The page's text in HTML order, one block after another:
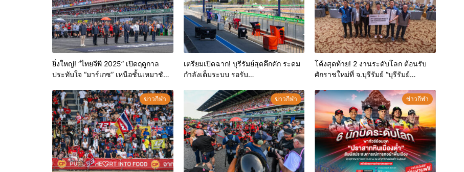
ยิ่งใหญ่! “ไทยจีพี 2025” เปิดฤดูกาล
ประทับใจ “มาร์เกซ” เหนือชั้นเหมาชัย
เตรียมเปิดฉาก! บุรีรัมย์สุดคึกคัก ระดม
กำลังเต็มระบบ รอรับ
โค้งสุดท้าย! 2 งานระดับโลก ต้อนรับ
ศักราชใหม่ที่ จ.บุรีรัมย์ “บุรีรัมย์
ประวัติศาตร์ของมหานครแห่งกีฬา
ข่าวกีฬา ข่าวกีฬา ข่าวกีฬา